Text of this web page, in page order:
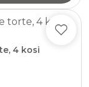
4 kosi